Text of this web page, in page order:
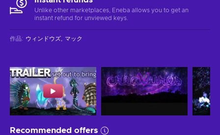
Unlike other marketplaces, Eneba allows you to get an
instant refund for unviewed keys.
作品: ウィンドウズ マック
Recommended offers